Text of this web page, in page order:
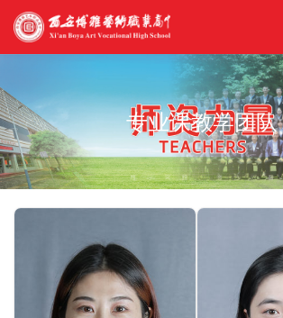
专业课教学团队